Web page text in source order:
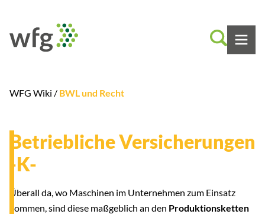
WFG Wiki / BWL und Recht
Betriebliche Versicherungen
-K-
Überall da, wo Maschinen im Unternehmen zum Einsatz
kommen, sind diese maßgeblich an den Produktionsketten